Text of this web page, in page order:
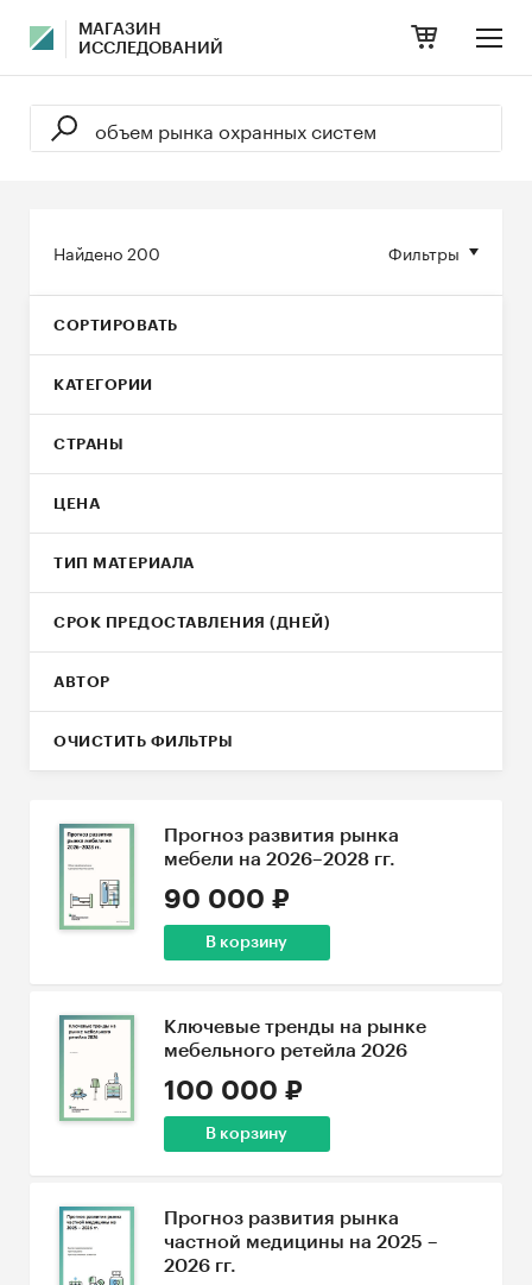
МАГАЗИН
ИССЛЕДОВАНИЙ
Фильтры
Найдено200
СОРТИРОВАТЬ
КАТЕГОРИИ
СТРАНЫ
ЦЕНА
ТИП МАТЕРИАЛА
СРОК ПРЕДОСТАВЛЕНИЯ (ДНЕЙ)
АВТОР
ОЧИСТИТЬ ФИЛЬТРЫ
Прогноз развития рынка
мебели на 2026–2028 гг.
90 000 ₽
В корзину
Ключевые тренды на рынке
мебельного ретейла 2026
100 000 ₽
В корзину
Прогноз развития рынка
частной медицины на 2025 –
2026 гг.